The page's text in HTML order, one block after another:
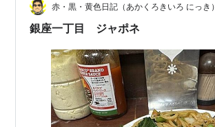
赤・黒・黄色日記（あかくろきいろ にっき）
銀座一丁目 ジャポネ